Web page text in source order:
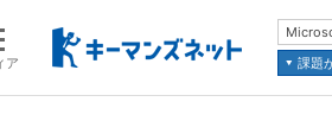
ア
課題